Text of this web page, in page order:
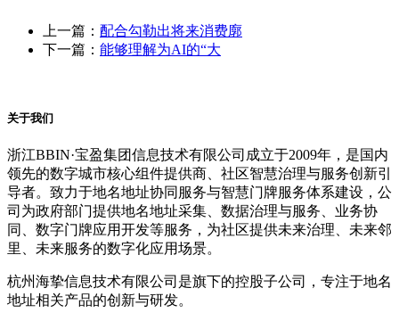
上一篇： 配合勾勒出将来消费廓
下一篇： 能够理解为AI的“大
关于我们
浙江BBIN·宝盈集团信息技术有限公司成立于2009年，是国内
领先的数字城市核心组件提供商、社区智慧治理与服务创新引
导者。致力于地名地址协同服务与智慧门牌服务体系建设，公
司为政府部门提供地名地址采集、数据治理与服务、业务协
同、数字门牌应用开发等服务，为社区提供未来治理、未来邻
里、未来服务的数字化应用场景。
杭州海挚信息技术有限公司是旗下的控股子公司，专注于地名
地址相关产品的创新与研发。